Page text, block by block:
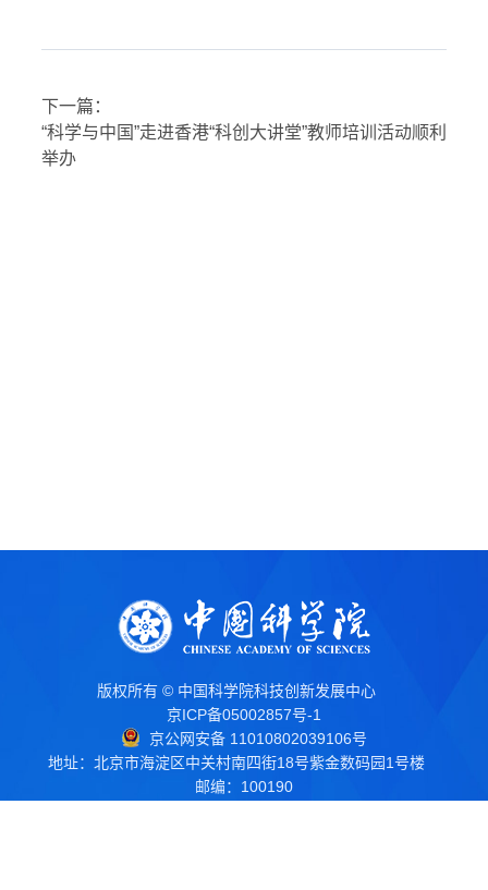
下一篇：
“科学与中国”走进香港“科创大讲堂”教师培训活动顺利
举办
版权所有 © 中国科学院科技创新发展中心
京ICP备05002857号-1
京公网安备 11010802039106号
地址：北京市海淀区中关村南四街18号紫金数码园1号楼
邮编：100190